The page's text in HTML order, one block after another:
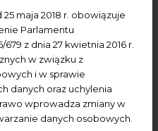
maja 2018 r. obowiązuje
Parlamentu
679 z dnia 27 kwietnia 2016 r.
w związku z
i w sprawie
danych oraz uchylenia
wprowadza zmiany w
danych osobowych.
rozbudzanie
dzięki którym można
a także podstawy języka
kultur, w tym kultury
7-12 lat czeka sześć
ciekawych i rozwijających